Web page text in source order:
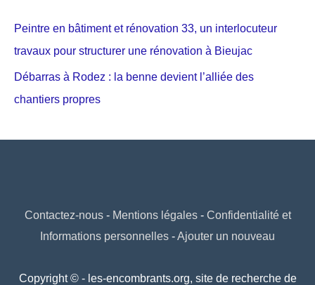
Peintre en bâtiment et rénovation 33, un interlocuteur
travaux pour structurer une rénovation à Bieujac
Débarras à Rodez : la benne devient l’alliée des
chantiers propres
Contactez-nous- Mentions légales- Confidentialité et
Informations personnelles -Ajouter un nouveau
Copyright © - les-encombrants.org, site de recherche de